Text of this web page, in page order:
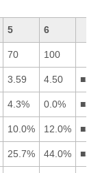
5 6
70 100
3.59 4.50
4.3% 0.0%
10.0% 12.0%
25.7% 44.0%